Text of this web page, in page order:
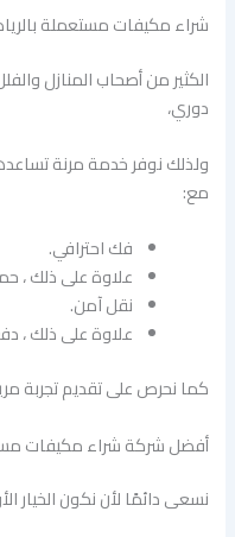
شراء مكيفات مستعملة
الكثير من أصحاب المنازل
دوري،
ولذلك نوفر خدمة مرنة
مع:
فك احترافي.
علاوة على ذلك ،
نقل آمن.
علاوة على ذلك ،
كما نحرص على تقديم تجربة
أفضل شركة شراء مكيفات
نسعى دائمًا لأن نكون الخيار